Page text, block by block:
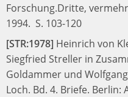
Forschung.Dritte,
1994. S. 103-120
[STR:1978] Heinrich von
Siegfried Streller in
Goldammer und
Loch. Bd. 4. Briefe. Berlin: